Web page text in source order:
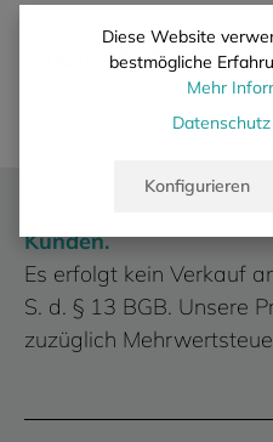
Persone…Mehr
Eigenschaften
Wir liefern
Kunden.
Es erfolgt kein Verkauf
S. d. § 13 BGB. Unsere
zuzüglich
Diese Website
bestmögliche
Mehr
Datenschutz
Konfigurieren